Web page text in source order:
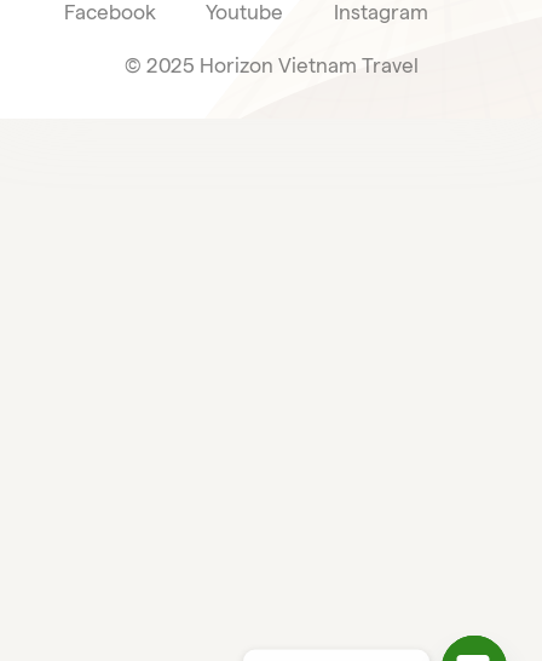
Facebook Youtube Instagram
© 2025 Horizon Vietnam Travel